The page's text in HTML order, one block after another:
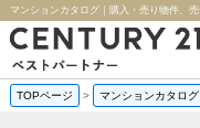
TOPページ > マンションカタログ